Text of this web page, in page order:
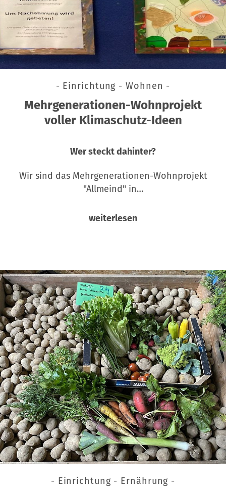
- Einrichtung - Wohnen -
Mehrgenerationen-Wohnprojekt
voller Klimaschutz-Ideen
Wer steckt dahinter?
Wir sind das Mehrgenerationen-Wohnprojekt
"Allmeind" in…
weiterlesen
- Einrichtung - Ernährung -